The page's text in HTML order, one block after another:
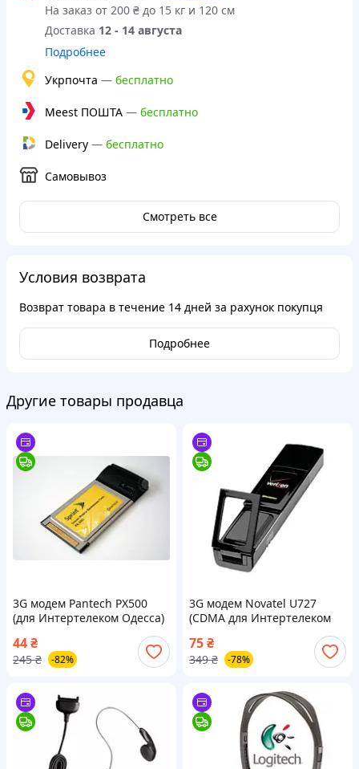
На заказ от 200 ₴ до 15 кг и 120 см
Доставка 12 - 14 августа
Подробнее
Укрпочта — бесплатно
Meest ПОШТА — бесплатно
Delivery — бесплатно
Самовывоз
Смотреть все
Условия возврата
Возврат товара в течение 14 дней за рахунок покупця
Подробнее
Другие товары продавца
3G модем Pantech PX500
(для Интертелеком Одесса)
44₴
245 ₴ -82%
3G модем Novatel U727
(CDMA для Интертелеком
Одесса) НОВЫЙ (не GSM)
т.е. НЕ РАБОТАЕТ С
НАШИМИ ОПЕРАТОРАМИ
75₴
349 ₴ -78%